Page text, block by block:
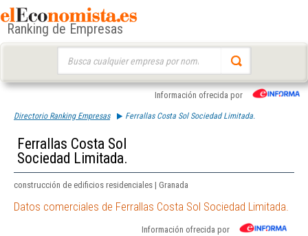
Ranking de Empresas
Información ofrecida por
Directorio Ranking Empresas Ferrallas Costa Sol Sociedad Limitada.
Ferrallas Costa Sol
Sociedad Limitada.
construcción de edificios residenciales | Granada
Datos comerciales de Ferrallas Costa Sol Sociedad Limitada.
Información ofrecida por